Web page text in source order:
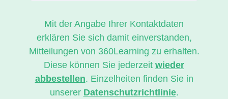
Mit der Angabe Ihrer Kontaktdaten
erklären Sie sich damit einverstanden,
Mitteilungen von 360Learning zu erhalten.
Diese können Sie jederzeit wieder
abbestellen. Einzelheiten finden Sie in
unserer Datenschutzrichtlinie.